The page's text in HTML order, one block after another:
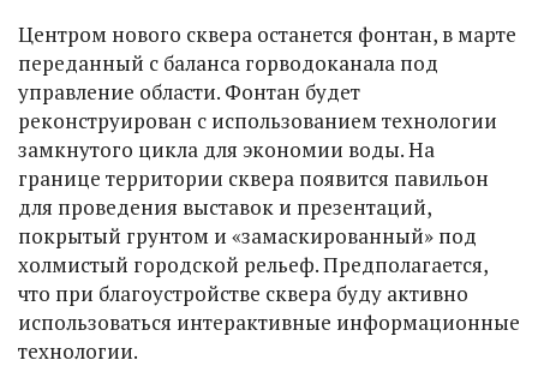
Центром нового сквера останется фонтан, в марте
переданный с баланса горводоканала под
управление области. Фонтан будет
реконструирован с использованием технологии
замкнутого цикла для экономии воды. На
границе территории сквера появится павильон
для проведения выставок и презентаций,
покрытый грунтом и «замаскированный» под
холмистый городской рельеф. Предполагается,
что при благоустройстве сквера буду активно
использоваться интерактивные информационные
технологии.